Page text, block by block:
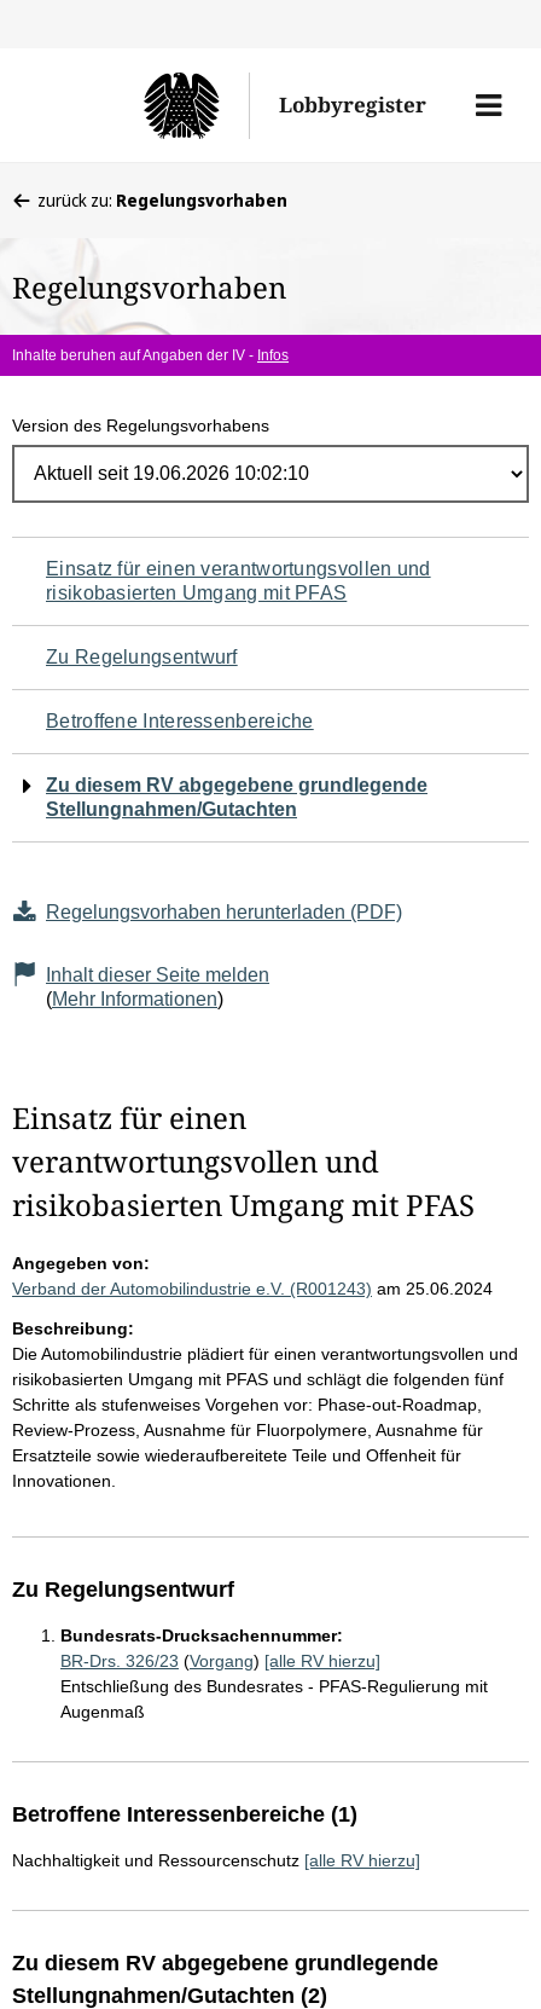
Lobbyregister
Menü
befinden
hier:
zurück zu: Regelungsvorhaben
Regelungsvorhaben
Inhalte beruhen auf Angaben der IV - Infos
Version des Regelungsvorhabens
Navigation
für
den
Seiteninhalt
Einsatz für einen verantwortungsvollen und
risikobasierten Umgang mit PFAS
Zu Regelungsentwurf
Betroffene Interessenbereiche
Zu diesem RV abgegebene grundlegende
Stellungnahmen/Gutachten
Regelungsvorhaben herunterladen (PDF)
Inhalt dieser Seite melden
(Mehr Informationen)
Einsatz für einen
verantwortungsvollen und
risikobasierten Umgang mit PFAS
Angegeben von:
Verband der Automobilindustrie e.V. (R001243) am 25.06.2024
Beschreibung:
Die Automobilindustrie plädiert für einen verantwortungsvollen und
risikobasierten Umgang mit PFAS und schlägt die folgenden fünf
Schritte als stufenweises Vorgehen vor: Phase-out-Roadmap,
Review-Prozess, Ausnahme für Fluorpolymere, Ausnahme für
Ersatzteile sowie wiederaufbereitete Teile und Offenheit für
Innovationen.
Zu Regelungsentwurf
Bundesrats-Drucksachennummer:
BR-Drs. 326/23 (Vorgang) [alle RV hierzu]
Entschließung des Bundesrates - PFAS-Regulierung mit
Augenmaß
Betroffene Interessenbereiche (1)
Nachhaltigkeit und Ressourcenschutz [alle RV hierzu]
Zu diesem RV abgegebene grundlegende
Stellungnahmen/Gutachten (2)